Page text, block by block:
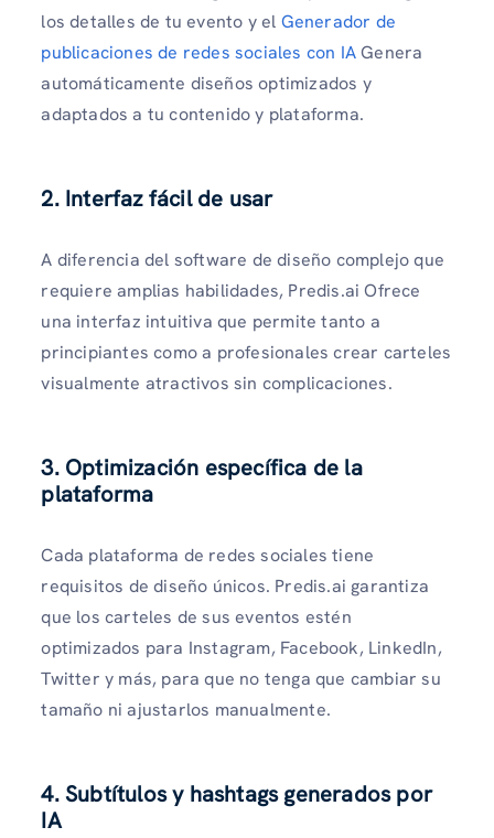
los detalles de tu evento y el Generador de
publicaciones de redes sociales con IAGenera
automáticamente diseños optimizados y
adaptados a tu contenido y plataforma.
2. Interfaz fácil de usar
A diferencia del software de diseño complejo que
requiere amplias habilidades, Predis.ai Ofrece
una interfaz intuitiva que permite tanto a
principiantes como a profesionales crear carteles
visualmente atractivos sin complicaciones.
3. Optimización específica de la
plataforma
Cada plataforma de redes sociales tiene
requisitos de diseño únicos. Predis.ai garantiza
que los carteles de sus eventos estén
optimizados para Instagram, Facebook, LinkedIn,
Twitter y más, para que no tenga que cambiar su
tamaño ni ajustarlos manualmente.
4. Subtítulos y hashtags generados por
IA